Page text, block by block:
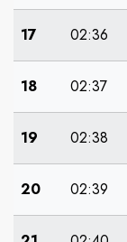
17 02:36
18 02:37
19 02:38
20 02:39